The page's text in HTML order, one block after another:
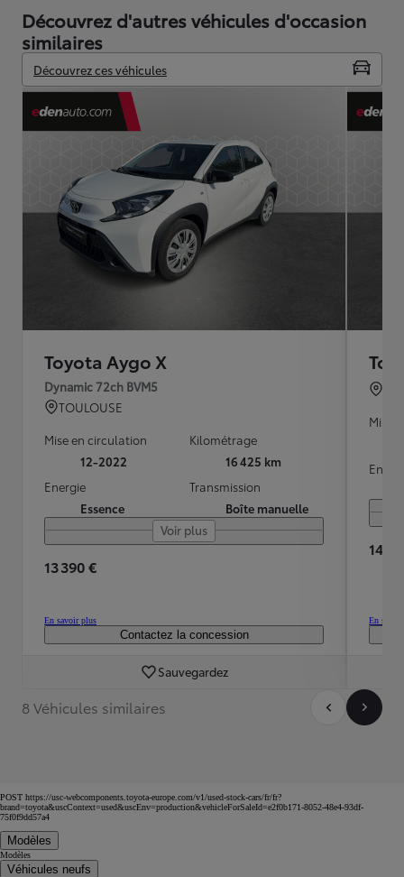
Découvrez d'autres véhicules d'occasion
similaires
Découvrez ces véhicules
Toyota Aygo X
Dynamic 72ch BVM5
TOULOUSE
Mise en circulation
12-2022
Kilométrage
16 425 km
Energie
Essence
Transmission
Boîte manuelle
Voir plus
13 390 €
En savoir plus
Contactez la concession
Sauvegardez
Mise
14
En
8 Véhicules similaires
POST https://usc-webcomponents.toyota-europe.com/v1/used-stock-cars/fr/fr?
brand=toyota&uscContext=used&uscEnv=production&vehicleForSaleId=e2f0b171-8052-48e4-93df-
75f0f9dd57a4
Modèles
Modèles
Véhicules neufs